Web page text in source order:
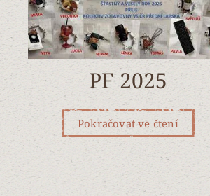
PF 2025
Pokračovat ve čtení